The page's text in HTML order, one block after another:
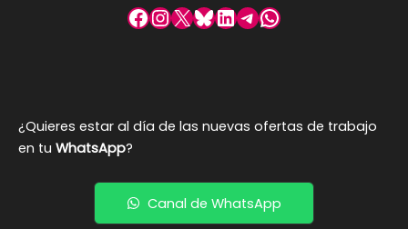
Facebook
Instagram
X Bluesky
LinkedIn
Telegram
WhatsApp
¿Quieres estar al día de las nuevas ofertas de trabajo
en tu WhatsApp?
Canal de WhatsApp